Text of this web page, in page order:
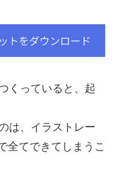
くっていると、起
は、イラストレー
全てできてしまうこ